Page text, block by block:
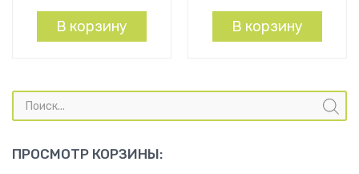
В корзину В корзину
Поиск
товаров
ПРОСМОТР КОРЗИНЫ: